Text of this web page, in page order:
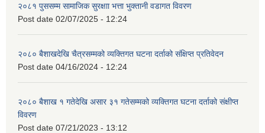
२०८१ पुससम्म सामाजिक सुरक्षाा भत्ता भुक्तानी वडागत विवरण
Post date 02/07/2025 - 12:24
२०८० बैशाखदेखि चैत्रसम्मको व्यक्तिगत घटना दर्ताको संक्षिप्त प्रतिवेदन
Post date 04/16/2024 - 12:24
२०८० बैशाख १ गतेदेखि असार ३१ गतेसम्मको व्यक्तिगत घटना दर्ताको संक्षीप्त
विवरण
Post date 07/21/2023 - 13:12